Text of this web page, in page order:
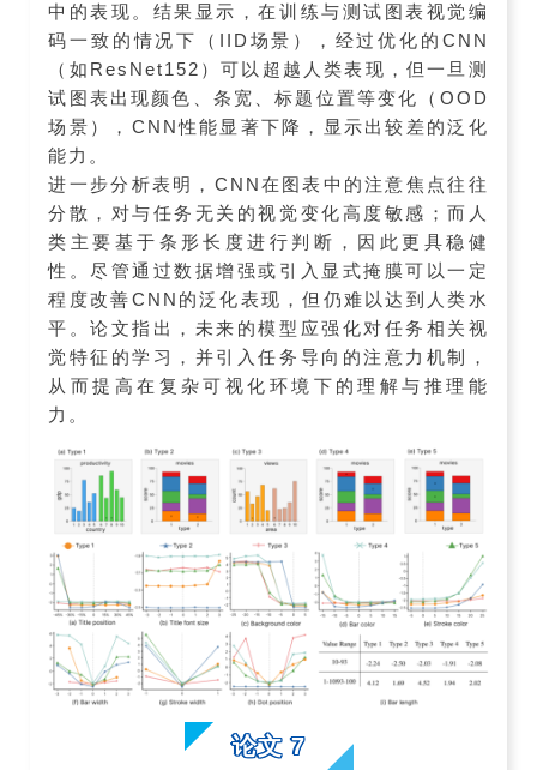
中的表现。结果显示，在训练与测试图表视觉编
码一致的情况下（IID场景），经过优化的CNN
（如ResNet152）可以超越人类表现，但一旦测
试图表出现颜色、条宽、标题位置等变化（OOD
场景），CNN性能显著下降，显示出较差的泛化
能力。
进一步分析表明，CNN在图表中的注意焦点往往
分散，对与任务无关的视觉变化高度敏感；而人
类主要基于条形长度进行判断，因此更具稳健
性。尽管通过数据增强或引入显式掩膜可以一定
程度改善CNN的泛化表现，但仍难以达到人类水
平。论文指出，未来的模型应强化对任务相关视
觉特征的学习，并引入任务导向的注意力机制，
从而提高在复杂可视化环境下的理解与推理能
力。
论文 7